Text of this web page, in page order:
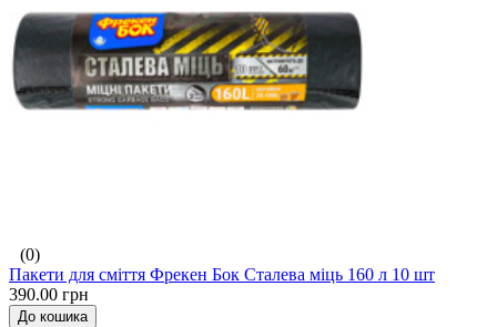
(0)
Пакети для сміття Фрекен Бок Сталева міць 160 л 10 шт
390.00 грн
До кошика